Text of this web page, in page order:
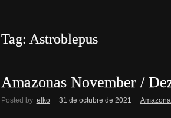
Tag: Astroblepus
Amazonas November /
Posted by elko 31 de octubre de 2021